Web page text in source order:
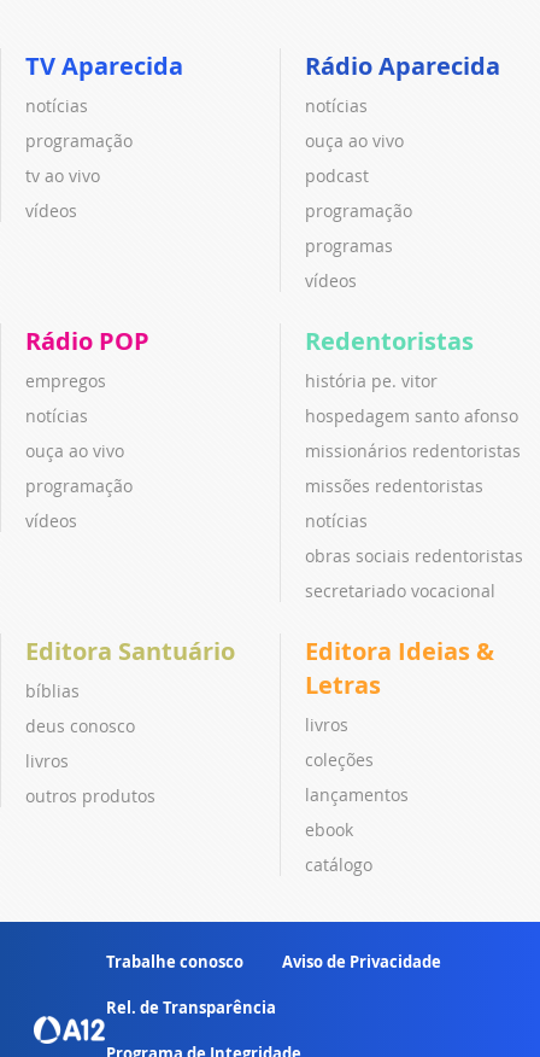
TV Aparecida
notícias
programação
tv ao vivo
vídeos
Rádio Aparecida
notícias
ouça ao vivo
podcast
programação
programas
vídeos
Rádio POP
empregos
notícias
ouça ao vivo
programação
vídeos
Redentoristas
história pe. vitor
hospedagem santo afonso
missionários redentoristas
missões redentoristas
notícias
obras sociais redentoristas
secretariado vocacional
Editora Santuário
bíblias
deus conosco
livros
outros produtos
Editora Ideias &
Letras
livros
coleções
lançamentos
ebook
catálogo
Trabalhe conosco Aviso de Privacidade
Rel. de Transparência